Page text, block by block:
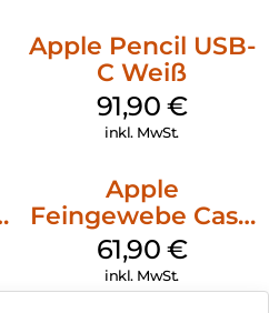
Apple Pencil USB-
C Weiß
91,90 €
inkl. MwSt.
Apple
Feingewebe Case
iPhone 15 Pro
MagSafe Schwarz
61,90 €
inkl. MwSt.